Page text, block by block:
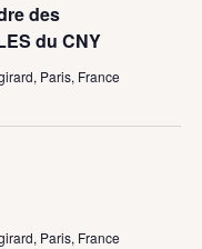
des
du CNY
Paris, France
Paris, France